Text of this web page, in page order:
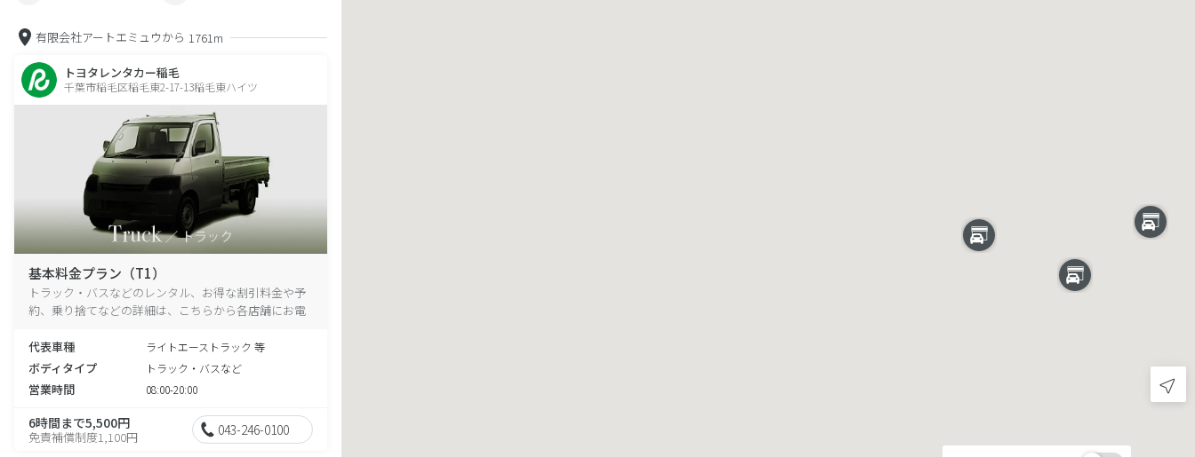
有限会社アートエミュウから 1761m
トヨタレンタカー稲毛
千葉市稲毛区稲毛東2-17-13稲毛東ハイツ
基本料金プラン（T1）
トラック・バスなどのレンタル、お得な割引料金や予
約、乗り捨てなどの詳細は、こちらから各店舗にお電
代表車種
ライトエーストラック 等
ボディタイプ トラック・バスなど
営業時間 08:00-20:00
6時間まで5,500円
免責補償制度1,100円 043-246-0100